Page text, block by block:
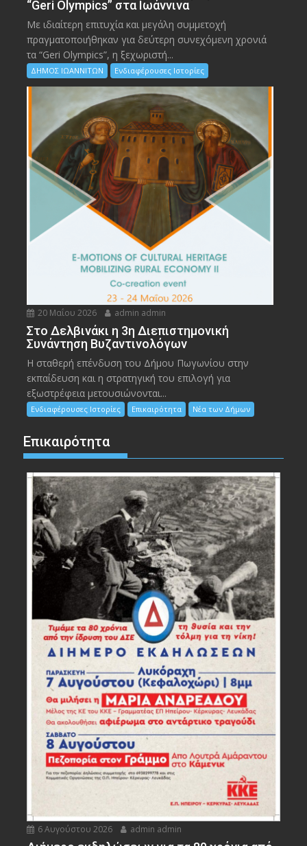
“Geri Olympics” στα Ιωάννινα
Με ιδιαίτερη επιτυχία και μεγάλη συμμετοχή
πραγματοποιήθηκαν για δεύτερη συνεχόμενη χρονιά
τα “Geri Olympics”, η ξεχωριστή...
ΔΗΜΟΣ ΙΩΑΝΝΙΤΩΝ Ενδιαφέρουσες Ιστορίες
20 Μαΐου 2026 admin admin
Στο Δελβινάκι η 3η Διεπιστημονική
Συνάντηση Βυζαντινολόγων
Η σταθερή επένδυση του Δήμου Πωγωνίου στην
εκπαίδευση και η στρατηγική του επιλογή για
εξωστρέφεια μετουσιώνονται...
Ενδιαφέρουσες Ιστορίες Επικαιρότητα Νέα των Δήμων
Επικαιρότητα
6 Αυγούστου 2026 admin admin